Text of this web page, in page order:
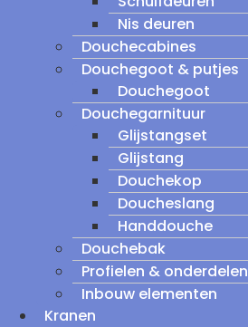
Nis deuren
Douchecabines
Douchegoot & putjes
Douchegoot
Douchegarnituur
Glijstangset
Glijstang
Douchekop
Doucheslang
Handdouche
Douchebak
Profielen & onderdelen
Inbouw elementen
Kranen